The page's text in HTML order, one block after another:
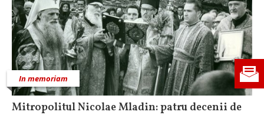
In memoriam
Mitropolitul Nicolae Mladin: patru decenii de